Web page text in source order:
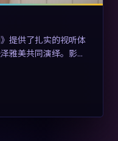
提供了扎实的视听体
雅美共同演绎。影片
类型框架内探讨制度
人物关系与情节反
亚电影」的用户。